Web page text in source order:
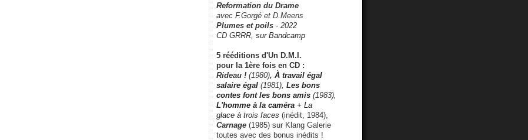
Reformation du Drame
avec F.Gorgé et D.Meens
Plumes et poils - 2022
CD GRRR, sur Bandcamp
5 rééditions d'Un D.M.I.
pour la 1ère fois en CD :
Rideau ! (1980), À travail égal
salaire égal (1981), Les bons
contes font les bons amis (1983),
L'homme à la caméra + La
glace à trois faces (inédit, 1984),
Carnage (1985) sur Klang Galerie
toutes avec des bonus inédits !